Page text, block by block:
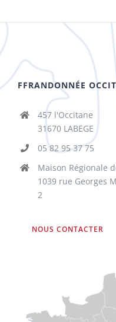
FFRANDONNÉE
457 l'Occitane
31670 LABEGE
05 82 95 37 75
Maison Régionale
1039 rue Georges
2
NOUS CONTACTER